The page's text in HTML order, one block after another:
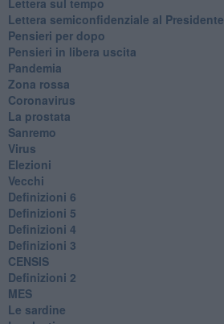
Lettera semiconfidenziale al Presidente
Pensieri per dopo
​Pensieri in libera uscita
Pandemia
Zona rossa
Coronavirus
La prostata
Sanremo
Virus
Elezioni
Vecchi
Definizioni 6
Definizioni 5
Definizioni 4
Definizioni 3
CENSIS
​Definizioni 2
MES
Le sardine